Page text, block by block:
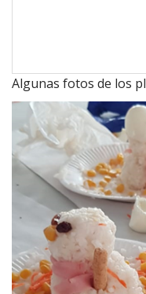
Algunas fotos de los